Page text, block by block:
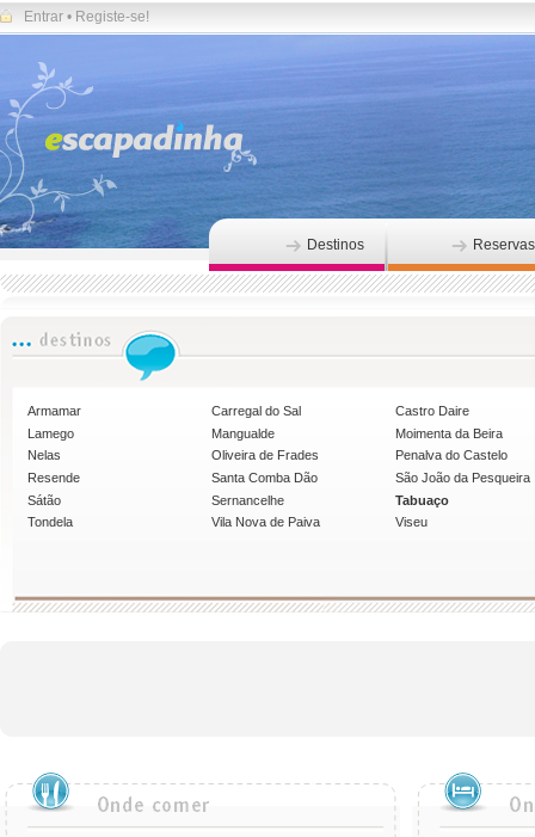
Entrar • Registe-se!
Destinos Reservas
Armamar Carregal do Sal
Castro Daire
Lamego
Mangualde
Moimenta da Beira
Nelas
Oliveira de Frades
Penalva do Castelo
Resende
Santa Comba Dão
São João da Pesqueira
Sátão
Sernancelhe
Tabuaço
Tondela
Vila Nova de Paiva Viseu